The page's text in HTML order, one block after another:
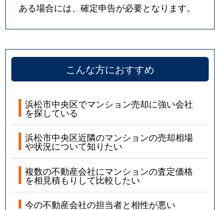
ある場合には、確定申告が必要となります。
こんな方におすすめ
浜松市中央区でマンション売却に強い会社
を探している
浜松市中央区近隣のマンションの売却相場
や状況について知りたい
複数の不動産会社にマンションの査定価格
を相見積もりして比較したい
今の不動産会社の担当者と相性が悪い